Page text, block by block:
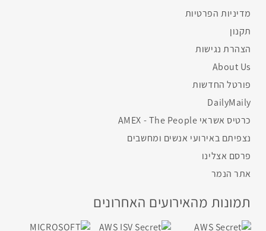
מדיניות הפרטיות
תקנון
הצהרת נגישות
About Us
פורטל החדשות
DailyMaily
כרטיס אשראי AMEX - The People
נצפיתם באירועי אנשים ומחשבים
פרסם אצלינו
אתר הנמר
תמונות מהאירועים האחרונים